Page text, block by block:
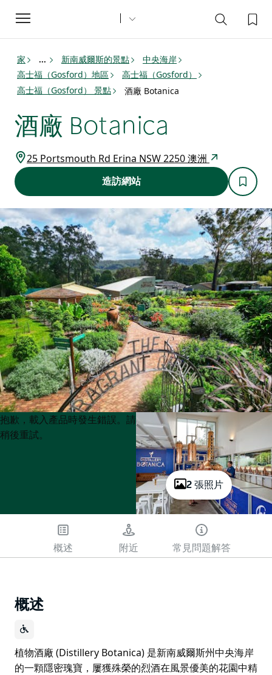
Toggle
navigation
家 ... 新南威爾斯的景點
中央海岸
高士福（Gosford）地區
高士福（Gosford）
高士福（Gosford） 景點
酒廠 Botanica
酒廠 Botanica
25 Portsmouth Rd Erina NSW 2250 澳洲
造訪網站
2 張照片
Product
List
Product
List
抱歉，載入產品時發生錯誤。請
稍後重試。
概述 附近 常見問題解答
概述
植物酒廠 (Distillery Botanica) 是新南威爾斯州中央海岸
的一顆隱密瑰寶，屢獲殊榮的烈酒在風景優美的花園中精